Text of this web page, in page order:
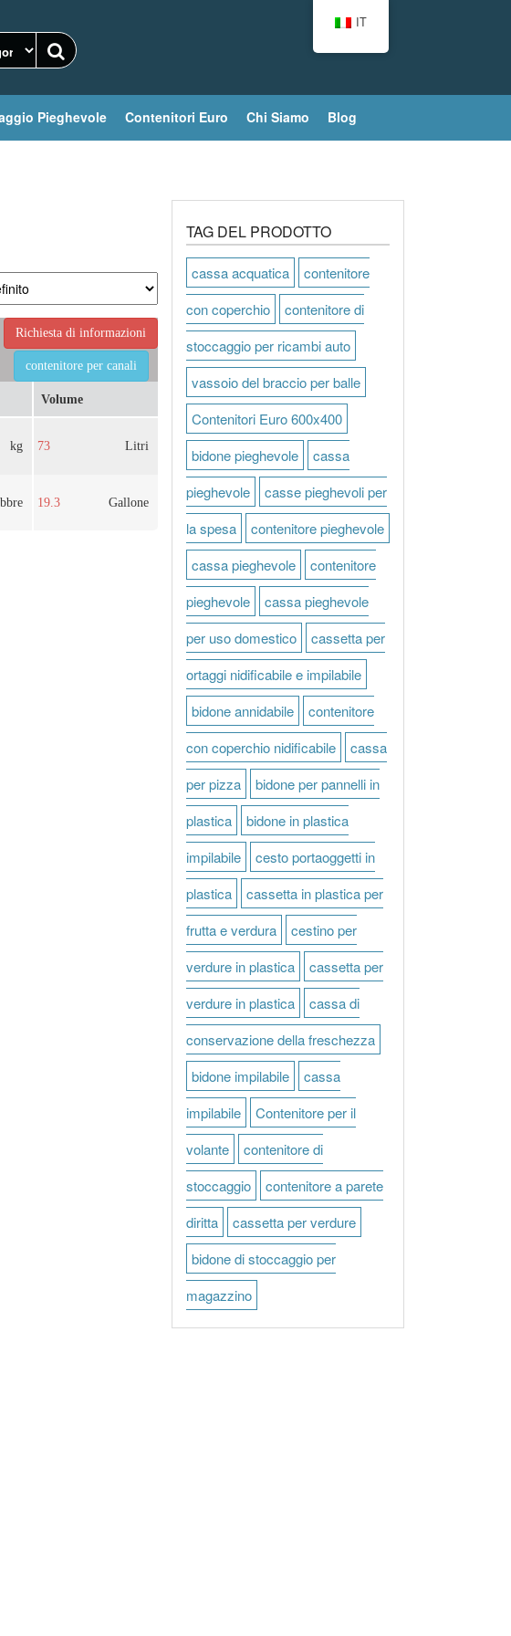
Pieghevole Contenitori Euro Chi Siamo Blog
Richiesta di informazioni
contenitore per canali
kg
Volume
73 Litri
19.3 Gallone
TAG DEL PRODOTTO
cassa acquatica
contenitore
con coperchio
contenitore di
stoccaggio per ricambi auto
vassoio del braccio per balle
Contenitori Euro 600x400
bidone pieghevole
cassa
pieghevole
casse pieghevoli per
la spesa
contenitore pieghevole
cassa pieghevole
contenitore
pieghevole
cassa pieghevole
per uso domestico
cassetta per
ortaggi nidificabile e impilabile
bidone annidabile
contenitore
con coperchio nidificabile
cassa
per pizza
bidone per pannelli in
plastica
bidone in plastica
impilabile
cesto portaoggetti in
plastica
cassetta in plastica per
frutta e verdura
cestino per
verdure in plastica
cassetta per
verdure in plastica
cassa di
conservazione della freschezza
bidone impilabile
cassa
impilabile
Contenitore per il
volante
contenitore di
stoccaggio
contenitore a parete
diritta
cassetta per verdure
bidone di stoccaggio per
magazzino
IT